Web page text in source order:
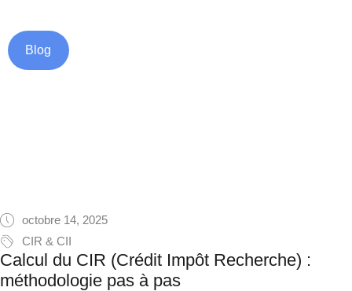
Blog
octobre 14, 2025
CIR & CII
Calcul du CIR (Crédit Impôt Recherche) :
méthodologie pas à pas